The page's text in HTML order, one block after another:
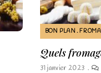
BON PLAN
Quels
31 janvier 2023